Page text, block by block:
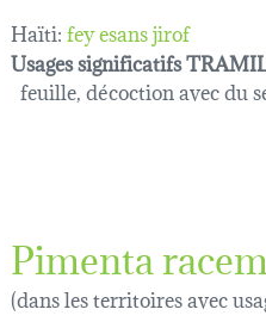
Haïti:fey esans jirof
Usages significatifs
feuille, décoction avec du
Pimenta
(dans les territoires avec